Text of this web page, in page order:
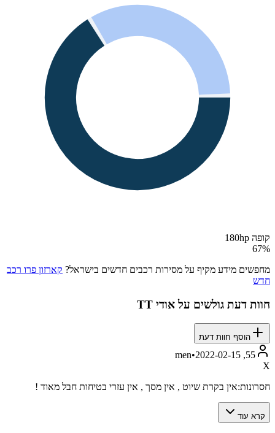
קופה 180hp
67%
מחפשים מידע מקיף על מסירות רכבים חדשים בישראל? קארזון פרו רכב
חדש
חוות דעת גולשים על אודי TT
הוסף חוות דעת
55, men
•2022-02-15
X
חסרונות:אין בקרת שיוט , אין מסך , אין עזרי בטיחות חבל מאוד !
קרא עוד